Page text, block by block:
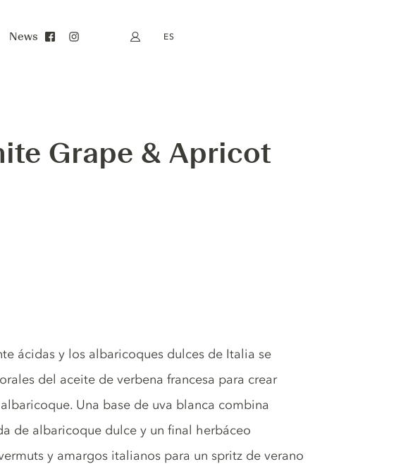
News Mi cuenta
ES
Grape & Apricot
ácidas y los albaricoques dulces de Italia se
del aceite de verbena francesa para crear
Una base de uva blanca combina
de albaricoque dulce y un final herbáceo
y amargos italianos para un spritz de verano